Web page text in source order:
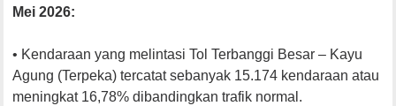
Mei 2026:
• Kendaraan yang melintasi Tol Terbanggi Besar – Kayu
Agung (Terpeka) tercatat sebanyak 15.174 kendaraan atau
meningkat 16,78% dibandingkan trafik normal.